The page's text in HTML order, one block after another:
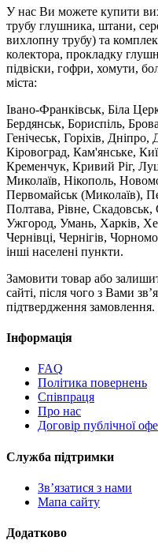
У нас Ви можете купити
трубу глушника, штани,
вихлопну трубу) та
колектора, прокладку
підвіски, гофри, хомути,
міста:
Івано-Франківськ, Біла
Бердянськ, Бориспіль,
Генічеськ, Горіхів,
Кіровоград, Кам'янське,
Кременчук, Кривий Ріг,
Миколаїв, Нікополь,
Первомайськ (Миколаїв),
Полтава, Рівне,
Ужгород, Умань, Харків,
Чернівці, Чернігів,
інші населені пункти.
Замовити товар або
сайті, після чого з Вами
підтвердження замовлення.
Інформація
FAQ
Політика повернень
Співпраця
Про нас
Договір публічної
Служба підтримки
Зв’язатися з нами
Мапа сайту
Додатково